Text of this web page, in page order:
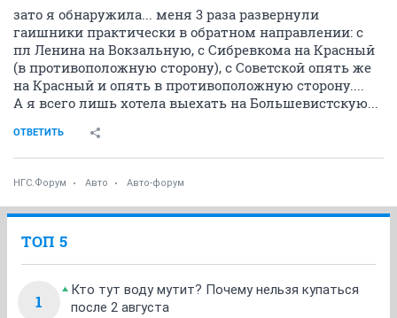
зато я обнаружила... меня 3 раза развернули
гаишники практически в обратном направлении: с
пл Ленина на Вокзальную, с Сибревкома на Красный
(в противоположную сторону), с Советской опять же
на Красный и опять в противоположную сторону....
А я всего лишь хотела выехать на Большевистскую...
ОТВЕТИТЬ
НГС.Форум Авто Авто-форум
ТОП 5
1
Кто тут воду мутит? Почему нельзя купаться
после 2 августа